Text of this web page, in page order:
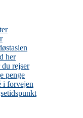
her
du rejser
penge
i forvejen